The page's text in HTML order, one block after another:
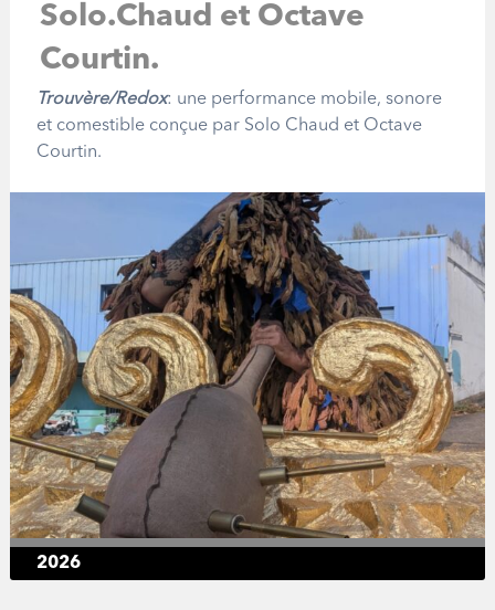
Solo.Chaud et Octave
Courtin.
Trouvère/Redox: une performance mobile, sonore
et comestible conçue par Solo Chaud et Octave
Courtin.
2026